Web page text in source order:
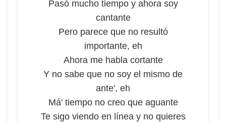
Pasó mucho tiempo y ahora soy
cantante
Pero parece que no resultó
importante, eh
Ahora me habla cortante
Y no sabe que no soy el mismo de
ante', eh
Má' tiempo no creo que aguante
Te sigo viendo en línea y no quieres